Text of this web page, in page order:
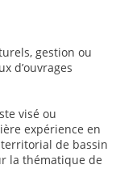
gestion ou
d’ouvrages
visé ou
expérience en
de bassin
la thématique de